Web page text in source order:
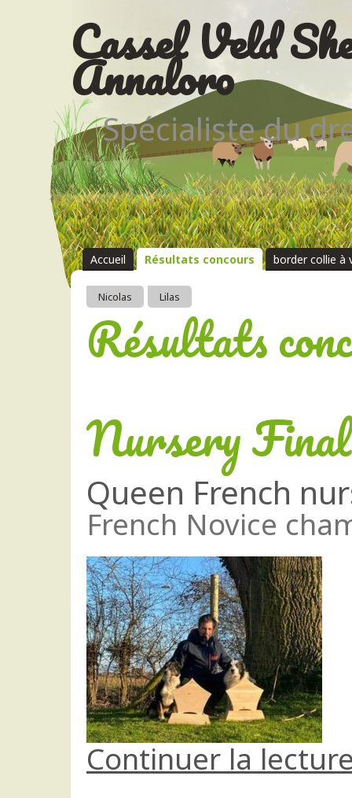
Cassel Veld
Annaloro
Spécialiste du
Accueil Résultats concours border collie à
Nicolas Lilas
Résultats
Nursery Final
Queen French
French Novice
Continuer la